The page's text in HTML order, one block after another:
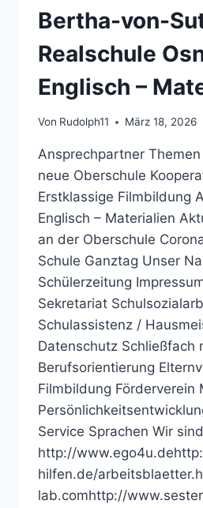
08.10.2014
Bertha-von-
Realschule
Englisch –
Von Rudolph11 März 18, 2026
Ansprechpartner
neue Oberschule
Erstklassige Filmbildung
Englisch – Materialien
an der Oberschule
Schule Ganztag Unser
Schülerzeitung
Sekretariat
Schulassistenz /
Datenschutz Schließfach
Berufsorientierung
Filmbildung Förderverein
Service Sprachen Wir
http://
hilfen.de/
lab.comhttp://